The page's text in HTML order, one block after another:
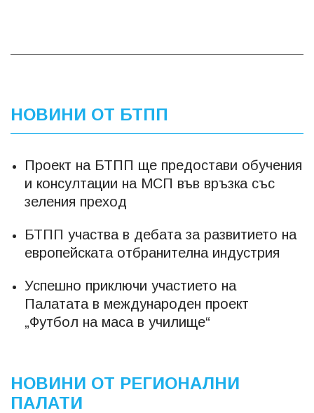
НОВИНИ ОТ БТПП
Проект на БТПП ще предостави обучения
и консултации на МСП във връзка със
зеления преход
БТПП участва в дебата за развитието на
европейската отбранителна индустрия
Успешно приключи участието на
Палатата в международен проект
„Футбол на маса в училище“
НОВИНИ ОТ РЕГИОНАЛНИ
ПАЛАТИ